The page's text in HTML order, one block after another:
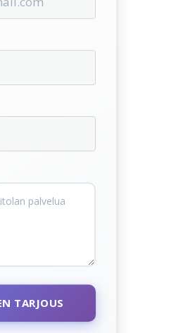
TARJOUS